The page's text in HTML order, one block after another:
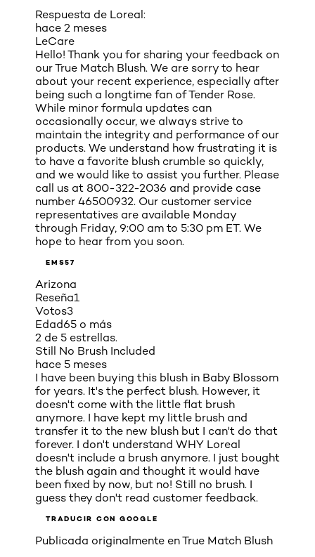
Respuesta de Loreal:
hace 2 meses
LeCare
Hello! Thank you for sharing your feedback on
our True Match Blush. We are sorry to hear
about your recent experience, especially after
being such a longtime fan of Tender Rose.
While minor formula updates can
occasionally occur, we always strive to
maintain the integrity and performance of our
products. We understand how frustrating it is
to have a favorite blush crumble so quickly,
and we would like to assist you further. Please
call us at 800-322-2036 and provide case
number 46500932. Our customer service
representatives are available Monday
through Friday, 9:00 am to 5:30 pm ET. We
hope to hear from you soon.
EMS57
Arizona
Reseña1
Votos3
Edad65 o más
2 de 5 estrellas.
Still No Brush Included
hace 5 meses
I have been buying this blush in Baby Blossom
for years. It's the perfect blush. However, it
doesn't come with the little flat brush
anymore. I have kept my little brush and
transfer it to the new blush but I can't do that
forever. I don't understand WHY Loreal
doesn't include a brush anymore. I just bought
the blush again and thought it would have
been fixed by now, but no! Still no brush. I
guess they don't read customer feedback.
TRADUCIR CON GOOGLE
Publicada originalmente enTrue Match Blush